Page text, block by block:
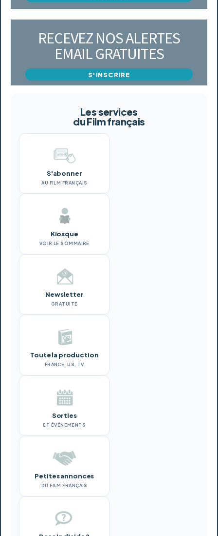
RECEVEZ NOS ALERTES
EMAIL GRATUITES
S'INSCRIRE
Les services
du Film français
S'abonner
AU FILM FRANÇAIS
Kiosque
VOIR LE SOMMAIRE
Newsletter
GRATUITE
Toute la production
FRANCE, US, TV
Sorties
ET ÉVÉNEMENTS
Petites annonces
DU FILM FRANÇAIS